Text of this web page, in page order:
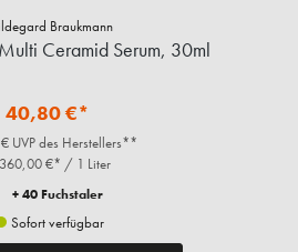
Braukmann
Ceramid Serum, 30ml
40,80 €*
UVP des Herstellers**
€* / 1 Liter
+ 40 Fuchstaler
Sofort verfügbar